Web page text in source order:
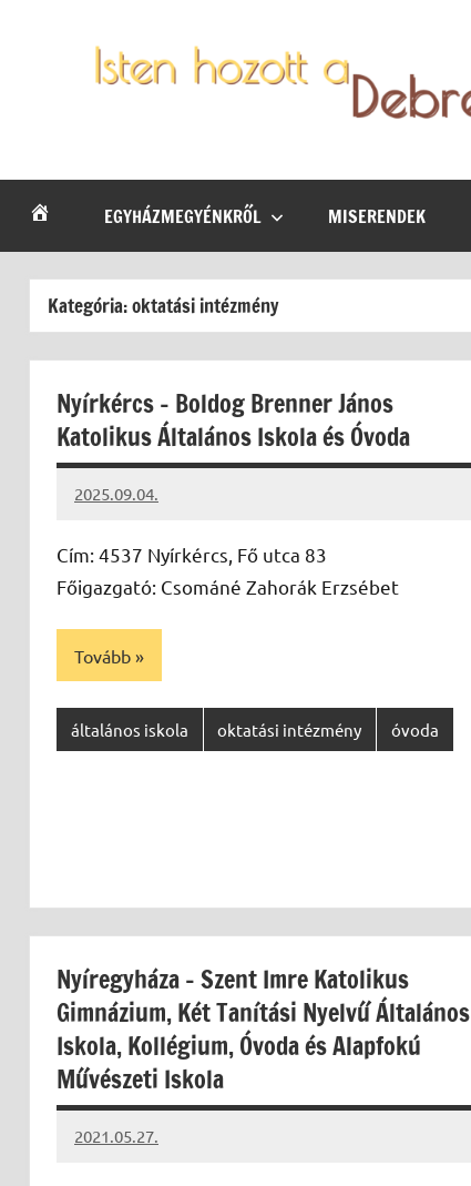
Debrecen-
Nyíregyházi
Egyházmegye
hírei,
programjaiEGYHÁZMEGYÉNKRŐL MISERENDEK
Kategória:oktatási intézmény
Nyírkércs – Boldog Brenner János
Katolikus Általános Iskola és Óvoda
2025.09.04.
Leiszt
Cím: 4537 Nyírkércs, Fő utca 83
Főigazgató: Csománé Zahorák Erzsébet
Tovább
általános iskola oktatási intézmény óvoda
Nyíregyháza – Szent Imre Katolikus
Gimnázium, Két Tanítási Nyelvű Általános
Iskola, Kollégium, Óvoda és Alapfokú
Művészeti Iskola
2021.05.27.
Papp